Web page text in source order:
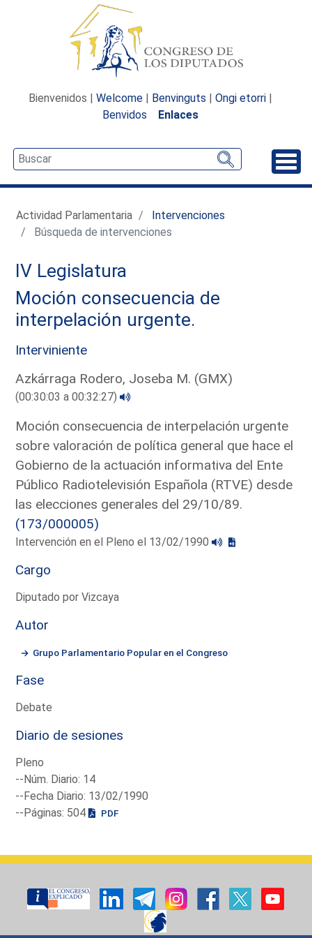
Bienvenidos | Welcome | Benvinguts | Ongi etorri |
Benvidos
Enlaces
Actividad Parlamentaria
Intervenciones
Búsqueda de intervenciones
IV Legislatura
Moción consecuencia de
interpelación urgente.
Interviniente
Azkárraga Rodero, Joseba M. (GMX)
(00:30:03 a 00:32:27)
Moción consecuencia de interpelación urgente
sobre valoración de política general que hace el
Gobierno de la actuación informativa del Ente
Público Radiotelevisión Española (RTVE) desde
las elecciones generales del 29/10/89.
(173/000005)
Intervención en el Pleno el 13/02/1990
Cargo
Diputado por Vizcaya
Autor
Grupo Parlamentario Popular en el Congreso
Fase
Debate
Diario de sesiones
Pleno
--Núm. Diario: 14
--Fecha Diario: 13/02/1990
--Páginas: 504
PDF